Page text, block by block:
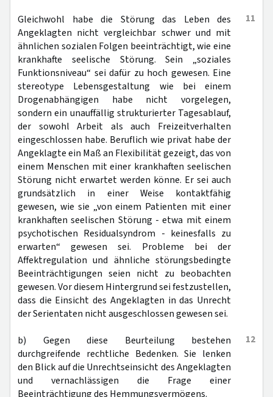
11
Gleichwohl habe die Störung das Leben des
Angeklagten nicht vergleichbar schwer und mit
ähnlichen sozialen Folgen beeinträchtigt, wie eine
krankhafte seelische Störung. Sein „soziales
Funktionsniveau“ sei dafür zu hoch gewesen. Eine
stereotype Lebensgestaltung wie bei einem
Drogenabhängigen habe nicht vorgelegen,
sondern ein unauffällig strukturierter Tagesablauf,
der sowohl Arbeit als auch Freizeitverhalten
eingeschlossen habe. Beruflich wie privat habe der
Angeklagte ein Maß an Flexibilität gezeigt, das von
einem Menschen mit einer krankhaften seelischen
Störung nicht erwartet werden könne. Er sei auch
grundsätzlich in einer Weise kontaktfähig
gewesen, wie sie „von einem Patienten mit einer
krankhaften seelischen Störung - etwa mit einem
psychotischen Residualsyndrom - keinesfalls zu
erwarten“ gewesen sei. Probleme bei der
Affektregulation und ähnliche störungsbedingte
Beeinträchtigungen seien nicht zu beobachten
gewesen. Vor diesem Hintergrund sei festzustellen,
dass die Einsicht des Angeklagten in das Unrecht
der Serientaten nicht ausgeschlossen gewesen sei.
12
b) Gegen diese Beurteilung bestehen
durchgreifende rechtliche Bedenken. Sie lenken
den Blick auf die Unrechtseinsicht des Angeklagten
und vernachlässigen die Frage einer
Beeinträchtigung des Hemmungsvermögens.